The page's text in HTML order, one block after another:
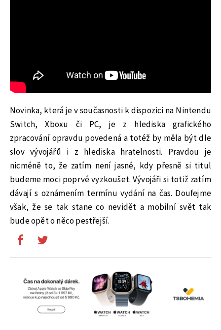
Novinka, která je v současnosti k dispozici na Nintendu
Switch, Xboxu či PC, je z hlediska grafického
zpracování opravdu povedená a totéž by měla být dle
slov vývojářů i z hlediska hratelnosti. Pravdou je
nicméně to, že zatím není jasné, kdy přesně si titul
budeme moci poprvé vyzkoušet. Vývojáři si totiž zatím
dávají s oznámením termínu vydání na čas. Doufejme
však, že se tak stane co nevidět a mobilní svět tak
bude opět o něco pestřejší.